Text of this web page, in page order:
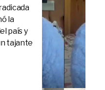
la
país y
tajante